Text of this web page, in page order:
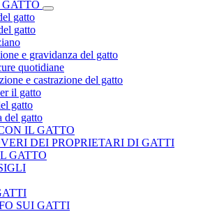
gatto
gatto
e gravidanza del gatto
quotidiane
e castrazione del gatto
il gatto
gatto
del gatto
IL GATTO
DEI PROPRIETARI DI GATTI
GATTO
SUI GATTI